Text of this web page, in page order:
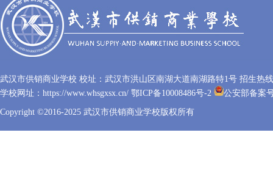
武汉市供销商业学校 校址：武汉市洪山区南湖大道南湖路特1号 招生热线
学校网址：https://www.whsgxsx.cn/ 鄂ICP备10008486号-2 公安部备案
Copyright ©2016-2025 武汉市供销商业学校版权所有